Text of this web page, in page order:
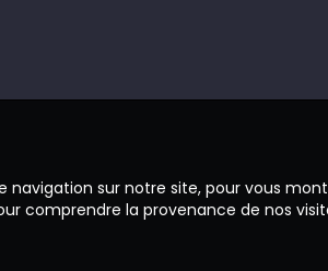
navigation sur notre site, pour vous
comprendre la provenance de nos